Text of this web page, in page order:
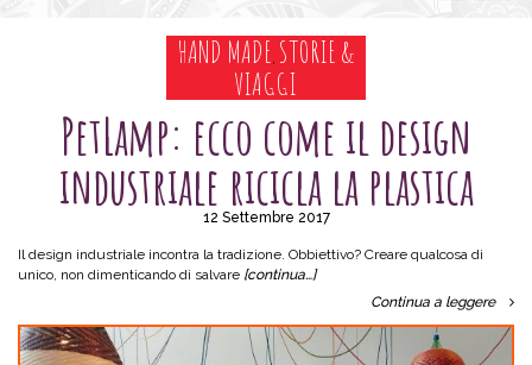
HAND MADE , STORIE &
VIAGGI
PetLamp: ecco come il design
industriale ricicla la plastica
12 Settembre 2017
Il design industriale incontra la tradizione. Obbiettivo? Creare qualcosa di
unico, non dimenticando di salvare [continua…]
Continua a leggere